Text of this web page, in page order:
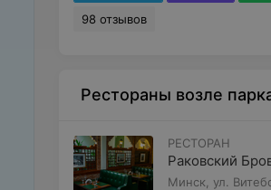
98 отзывов
Рестораны возле
РЕСТОРАН
Раковский
Минск, ул.